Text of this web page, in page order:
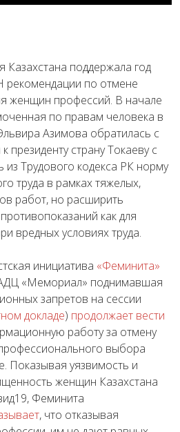
Казахстана поддержала год
рекомендации по отмене
женщин профессий. В начале
по правам человека в
Азимова обратилась с
страну Токаеву с
из Трудового кодекса РК норму
труда в рамках тяжелых,
работ, но расширить
как для
вредных условиях труда.
инициатива «Феминита»
«Мемориал» поднимавшая
запретов на сессии
докладе) продолжает вести
работу за отмену
выбора
Показывая уязвимость и
женщин Казахстана
Феминита
, что отказывая